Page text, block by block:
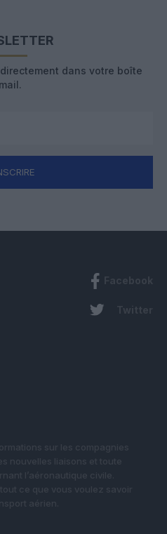
dans votre boîte
mail.